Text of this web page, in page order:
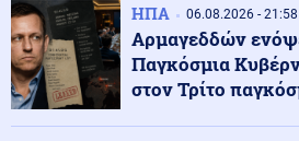
στις υψηλές θερμοκρασίες
Κοινωνία 08.08.2026 - 18:45
Σε Red Code η Αττική και
χώρας αύριο
ΗΠΑ 06.08.2026 - 21:58
Αρμαγεδδών
Παγκόσμια
στον Τρίτο